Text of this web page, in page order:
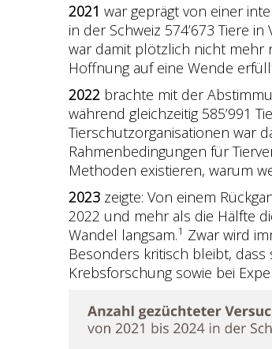
2021 war geprägt von einer
in der Schweiz 574’673 Tiere
war damit plötzlich nicht mehr
Hoffnung auf eine Wende
2022 brachte mit der
während gleichzeitig 585’991
Tierschutzorganisationen war
Rahmenbedingungen für
Methoden existieren, warum
2023 zeigte: Von einem
2022 und mehr als die Hälfte
Wandel langsam.1 Zwar wird
Besonders kritisch bleibt,
Krebsforschung sowie bei